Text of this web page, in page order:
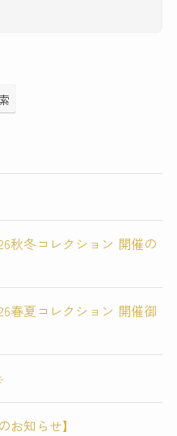
秋冬コレクション 開催の
春夏コレクション 開催御
お知らせ】